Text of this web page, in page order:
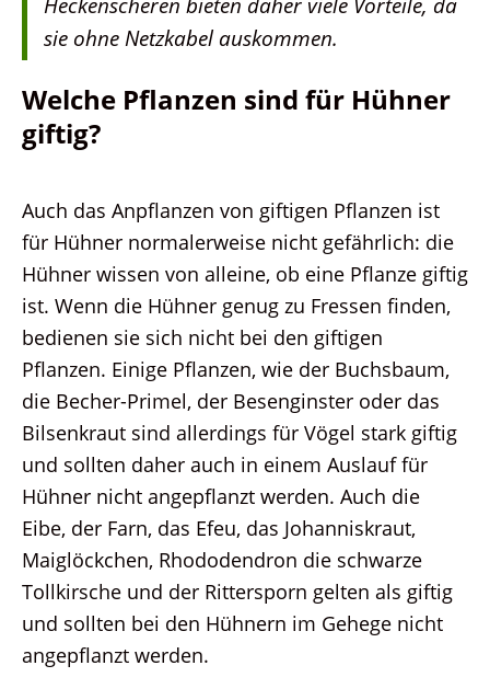
sie ohne Netzkabel auskommen.
Welche Pflanzen sind für Hühner
giftig?
Auch das Anpflanzen von giftigen Pflanzen ist
für Hühner normalerweise nicht gefährlich: die
Hühner wissen von alleine, ob eine Pflanze giftig
ist. Wenn die Hühner genug zu Fressen finden,
bedienen sie sich nicht bei den giftigen
Pflanzen. Einige Pflanzen, wie der Buchsbaum,
die Becher-Primel, der Besenginster oder das
Bilsenkraut sind allerdings für Vögel stark giftig
und sollten daher auch in einem Auslauf für
Hühner nicht angepflanzt werden. Auch die
Eibe, der Farn, das Efeu, das Johanniskraut,
Maiglöckchen, Rhododendron die schwarze
Tollkirsche und der Rittersporn gelten als giftig
und sollten bei den Hühnern im Gehege nicht
angepflanzt werden.